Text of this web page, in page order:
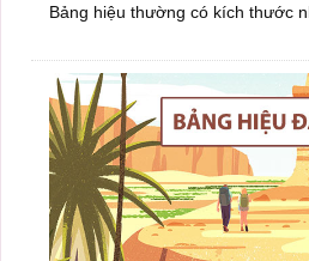
Bảng hiệu thường có kích thước